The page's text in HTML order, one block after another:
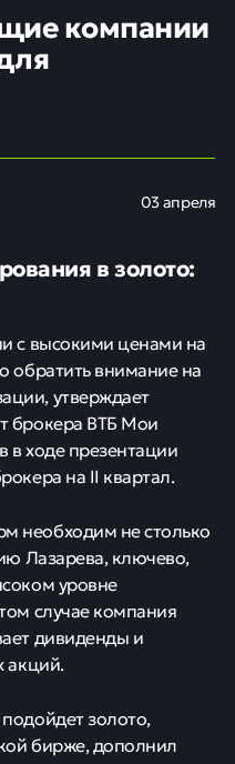
компании
03 апреля
в золото:
с высокими ценами на
обратить внимание на
утверждает
брокера ВТБ Мои
в ходе презентации
на II квартал.
необходим не столько
Лазарева, ключево,
уровне
случае компания
дивиденды и
акций.
золото,
бирже, дополнил